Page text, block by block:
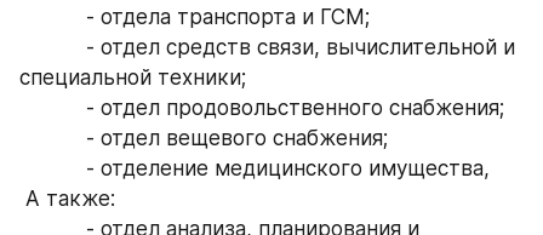
- отдела транспорта и ГСМ;
специальной техники;
- отдел продовольственного снабжения;
- отдел вещевого снабжения;
- отделение медицинского имущества,
А также: